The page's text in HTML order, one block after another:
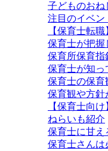
子どものおね
注目のイベ
【保育士転
保育士が把握
保育所保育指
保育士が知っ
保育士の保育
保育観や方針
【保育士向
ねらいも紹介
保育士に甘え
保育士さんは